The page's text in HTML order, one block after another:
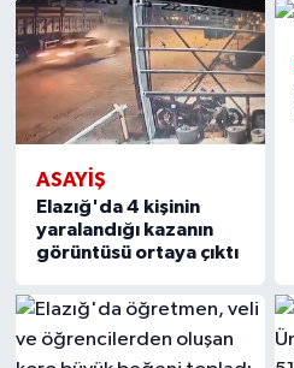
ASAYIŞ
Elazığ'da 4 kişinin
yaralandığı kazanın
görüntüsü ortaya çıktı